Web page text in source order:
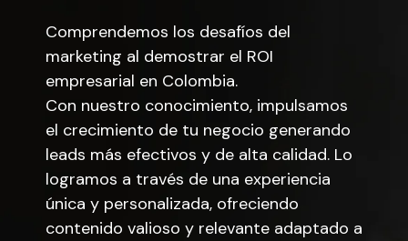
Comprendemos los desafíos del
marketing al demostrar el ROI
empresarial en Colombia.
Con nuestro conocimiento, impulsamos
el crecimiento de tu negocio generando
leads más efectivos y de alta calidad. Lo
logramos a través de una experiencia
única y personalizada, ofreciendo
contenido valioso y relevante adaptado a